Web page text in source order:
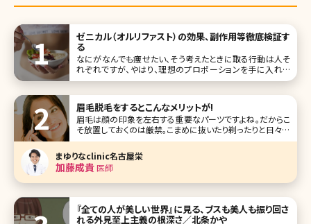
ゼニカル（オルリファスト）の効果、副作用等徹底検証す
る
なにがなんでも痩せたい、そう考えたときに取る行動は人そ
れぞれですが、やはり、理想のプロポーションを手に入れる
近道はダイエットと運動でしょう。 そこでいちばんの問題とな
でしょうか。また、運動だけで消費することのできるカロリー
には限界があります
眉毛脱毛をするとこんなメリットが!
眉毛は顔の印象を左右する重要なパーツですよね。だからこ
そ放置しておくのは厳禁。こまめに抜いたり剃ったりと日々の
ケアが必須です。ただケアの重要性は分かっていながらも
「あぁ、なんて手間なんだろう……」「数日前にきれいにしたの
にもうのびてきてる……」「気をつけてやっていたのに失敗し
ちゃった……」と眉毛の処
まゆりなclinic名古屋栄
加藤成貴医師
『全ての人が美しい世界』に見る、ブスも美人も振り回さ
れる外見至上主義の根深さ／北条かや